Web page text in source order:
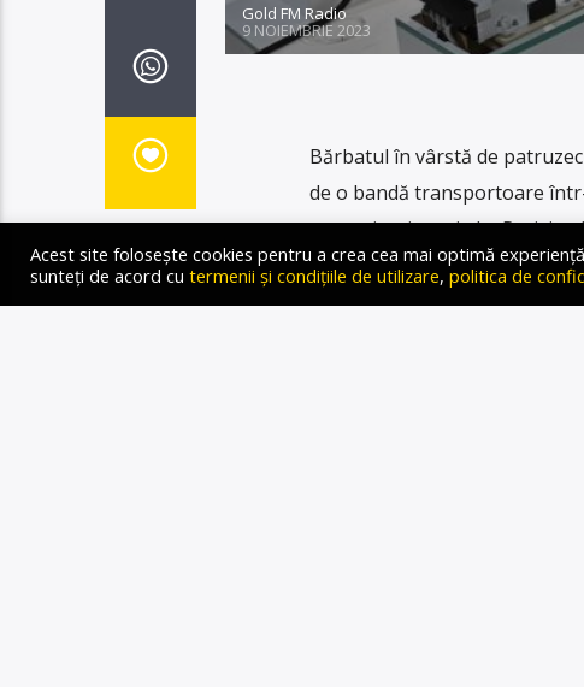
Gold FM Radio
9 NOIEMBRIE 2023
Bărbatul în vârstă de
de o bandă transportoare
supraviețuit, scrie Le
a murit marți, ucis de un braț
verifica […]
Acest site folosește cookies pentru a crea cea mai optimă
sunteți de acord cu termenii și condițiile de utilizare, politica de